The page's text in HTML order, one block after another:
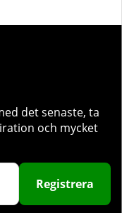
det senaste, ta
och mycket
Registrera